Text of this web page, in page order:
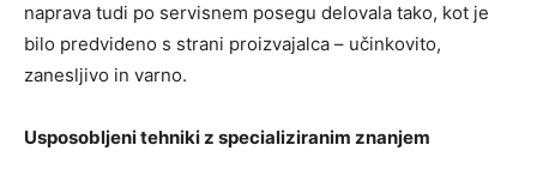
naprava tudi po servisnem posegu delovala tako, kot je
bilo predvideno s strani proizvajalca – učinkovito,
zanesljivo in varno.
Usposobljeni tehniki z specializiranim znanjem